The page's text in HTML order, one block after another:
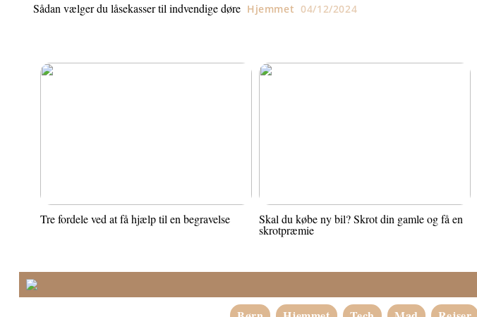
Sådan vælger du låsekasser til indvendige døre Hjemmet 04/12/2024
Tre fordele ved at få hjælp til en begravelse Skal du købe ny bil? Skrot din gamle og få en
skrotpræmie